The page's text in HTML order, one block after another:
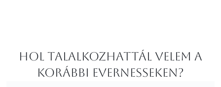
Hol Talalkozhattál velem a
korábbi Evernesseken?